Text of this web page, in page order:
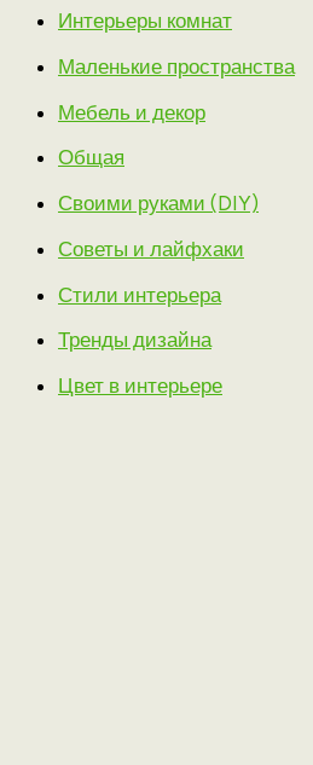
Интерьеры комнат
Маленькие пространства
Мебель и декор
Общая
Своими руками (DIY)
Советы и лайфхаки
Стили интерьера
Тренды дизайна
Цвет в интерьере